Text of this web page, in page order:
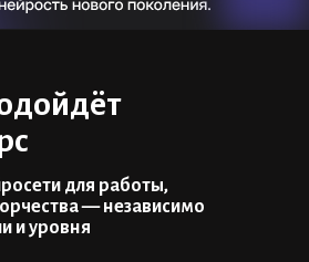
для работы,
— независимо
и уровня